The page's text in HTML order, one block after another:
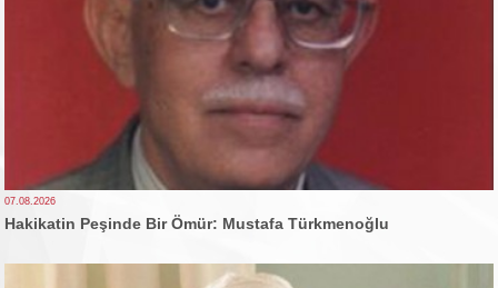
07.08.2026
Hakikatin Peşinde Bir Ömür: Mustafa Türkmenoğlu